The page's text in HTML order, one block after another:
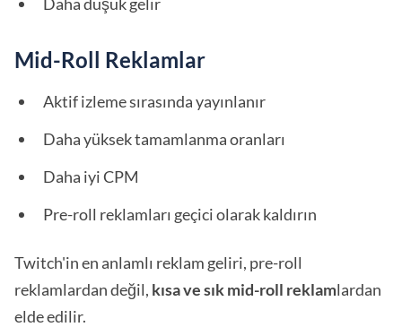
Mid-Roll Reklamlar
Aktif izleme sırasında yayınlanır
Daha yüksek tamamlanma oranları
Daha iyi CPM
Pre-roll reklamları geçici olarak kaldırın
Twitch'in en anlamlı reklam geliri, pre-roll
reklamlardan değil, kısa ve sık mid-roll reklamlardan
elde edilir.